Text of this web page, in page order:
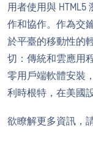
用者使用與
作和協作。作為交
於平臺的移動性的
切：傳統和雲應用
零用戶端軟體安裝
利時根特，在美國
欲瞭解更多資訊，